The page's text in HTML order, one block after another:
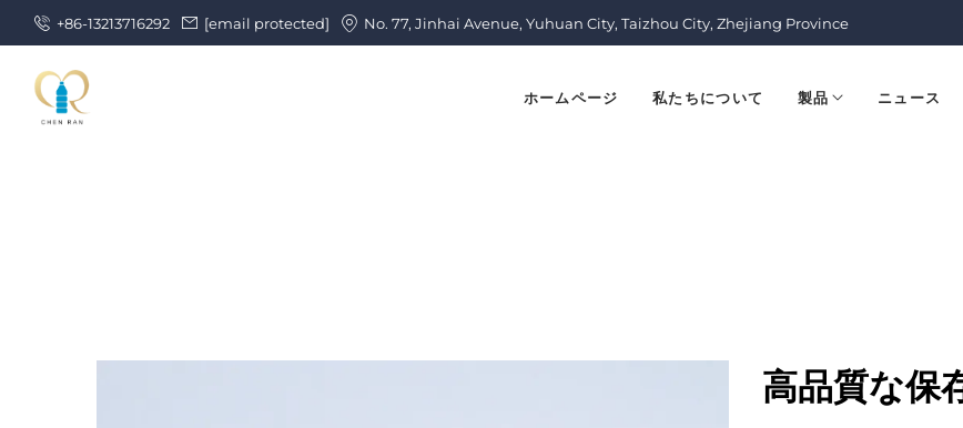
+86-13213716292 [email protected] No. 77, Jinhai Avenue, Yuhuan City, Taizhou City, Zhejiang Province
ホームページ 私たちについて 製品 ニュース
高品質な保